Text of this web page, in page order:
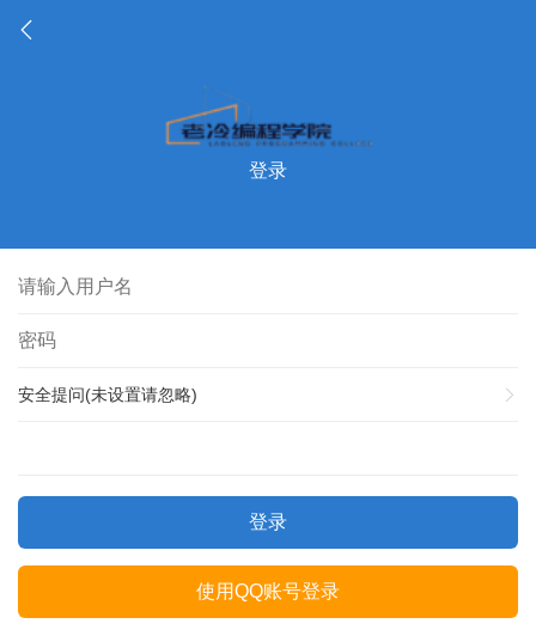
登录
安全提问(未设置请忽略)
登录
使用QQ账号登录